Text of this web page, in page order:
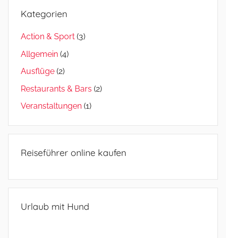
Kategorien
Action & Sport (3)
Allgemein (4)
Ausflüge (2)
Restaurants & Bars (2)
Veranstaltungen (1)
Reiseführer online kaufen
Urlaub mit Hund